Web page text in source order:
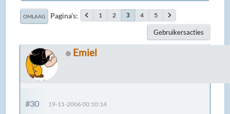
OMLAAG Pagina's 1 2 3 4 5
Gebruikersacties
Emiel
#30 19-11-2006 00:10:14